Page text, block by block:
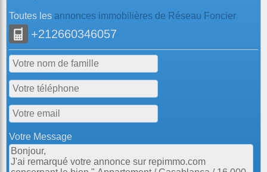
Toutes les annonces immobilières de Réseau Foncier
+212660346057
Votre Message